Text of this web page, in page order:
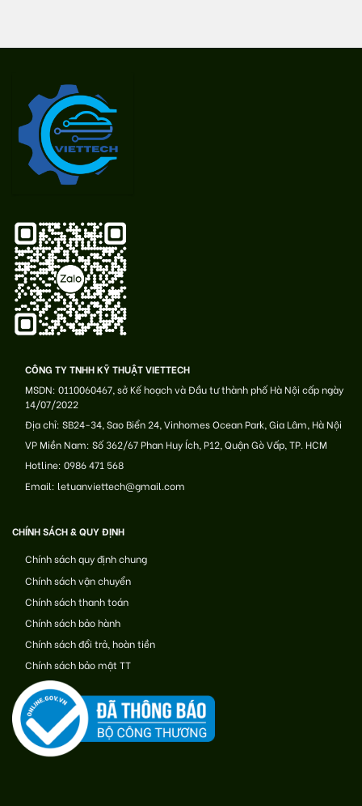
CÔNG TY TNHH KỸ THUẬT VIETTECH
MSDN: 0110060467, sở Kế hoạch và Đầu tư thành phố Hà Nội cấp ngày
14/07/2022
Địa chỉ: SB24-34, Sao Biển 24, Vinhomes Ocean Park, Gia Lâm, Hà Nội
VP Miền Nam: Số 362/67 Phan Huy Ích, P12, Quận Gò Vấp, TP. HCM
Hotline: 0986 471 568
Email: letuanviettech@gmail.com
CHÍNH SÁCH & QUY ĐỊNH
Chính sách quy định chung
Chính sách vận chuyển
Chính sách thanh toán
Chính sách bảo hành
Chính sách đổi trả, hoàn tiền
Chính sách bảo mật TT